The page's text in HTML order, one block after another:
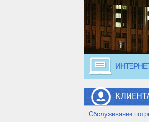
Обслуживание